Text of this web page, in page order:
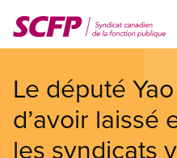
au
contenu
Le député
d’avoir laissé
les syndicats